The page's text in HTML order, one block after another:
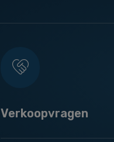
Verkoopvragen